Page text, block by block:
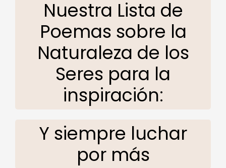
Nuestra Lista de
Poemas sobre la
Naturaleza de los
Seres para la
inspiración:
Y siempre luchar
por más